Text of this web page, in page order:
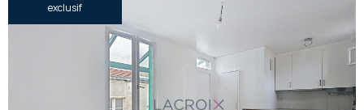
exclusif